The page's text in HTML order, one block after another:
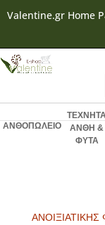
Valentine.gr Home
ΑΝΘΟΠΩΛΕΙΟ
ΑΝΘΗ &
ΦΥΤΑ